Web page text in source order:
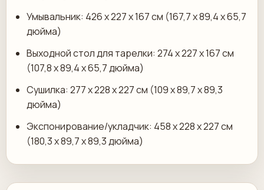
Умывальник: 426 x 227 x 167 см (167,7 x 89,4 x 65,7
дюйма)
Выходной стол для тарелки: 274 х 227 х 167 см
(107,8 х 89,4 х 65,7 дюйма)
Сушилка: 277 x 228 x 227 см (109 x 89,7 x 89,3
дюйма)
Экспонирование/укладчик: 458 x 228 x 227 см
(180,3 x 89,7 x 89,3 дюйма)